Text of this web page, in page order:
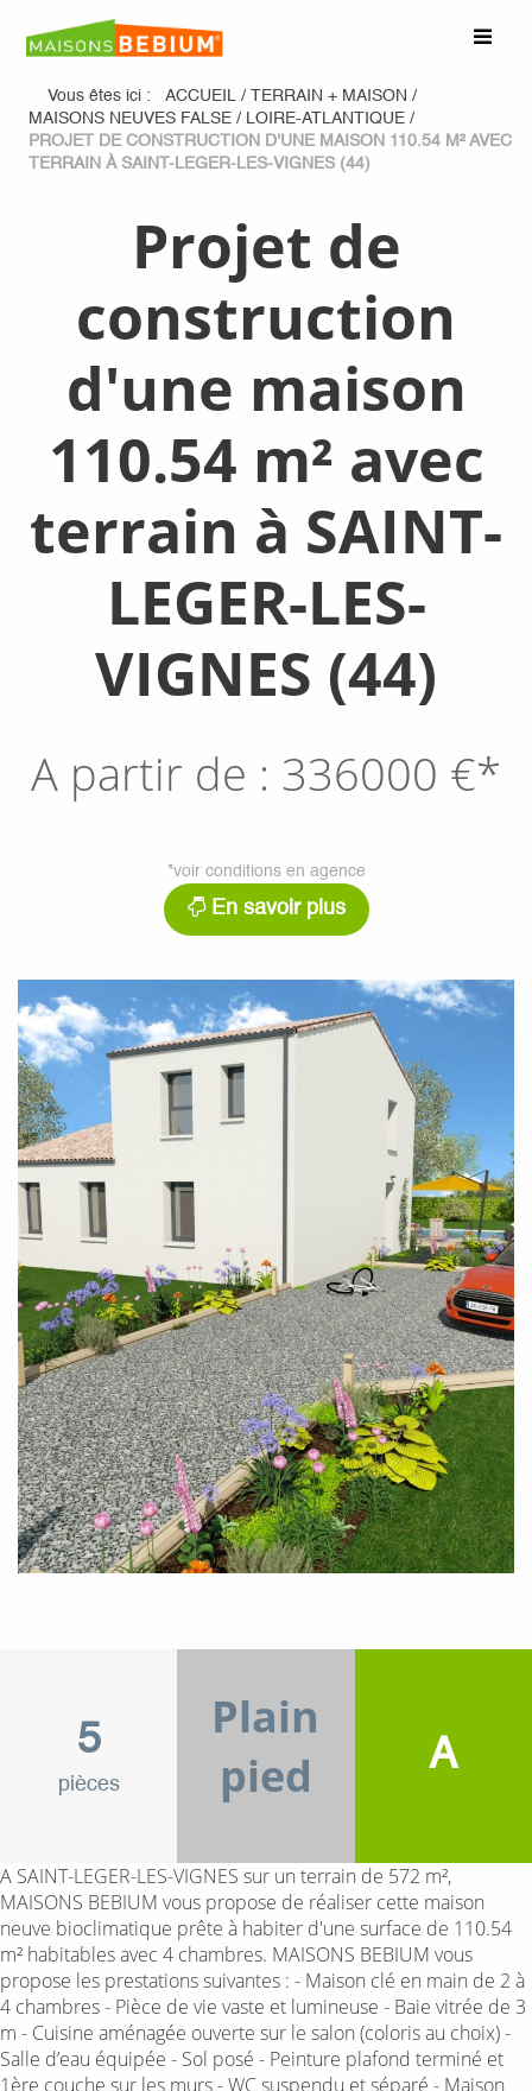
Vous êtes ici : ACCUEIL / TERRAIN + MAISON /
MAISONS NEUVES FALSE / LOIRE-ATLANTIQUE /
PROJET DE CONSTRUCTION D'UNE MAISON 110.54 M² AVEC
TERRAIN À SAINT-LEGER-LES-VIGNES (44)
Projet de
construction
d'une maison
110.54 m² avec
terrain à SAINT-
LEGER-LES-
VIGNES (44)
A partir de : 336000 €*
*voir conditions en agence
En savoir plus
5
pièces
Plain
pied
A
A SAINT-LEGER-LES-VIGNES sur un terrain de 572 m²,
MAISONS BEBIUM vous propose de réaliser cette maison
neuve bioclimatique prête à habiter d'une surface de 110.54
m² habitables avec 4 chambres. MAISONS BEBIUM vous
propose les prestations suivantes : - Maison clé en main de 2 à
4 chambres - Pièce de vie vaste et lumineuse - Baie vitrée de 3
m - Cuisine aménagée ouverte sur le salon (coloris au choix) -
Salle d’eau équipée - Sol posé - Peinture plafond terminé et
1ère couche sur les murs - WC suspendu et séparé - Maison